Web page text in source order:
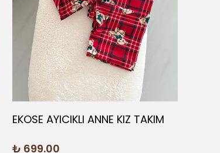
EKOSE AYICIKLI ANNE KIZ TAKIM
₺ 699.00